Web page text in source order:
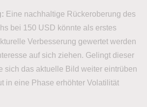
Eine nachhaltige Rückeroberung des
bei 150 USD könnte als erstes
Verbesserung gewertet werden
auf sich ziehen. Gelingt dieser
sich das aktuelle Bild weiter eintrüben
in eine Phase erhöhter Volatilität